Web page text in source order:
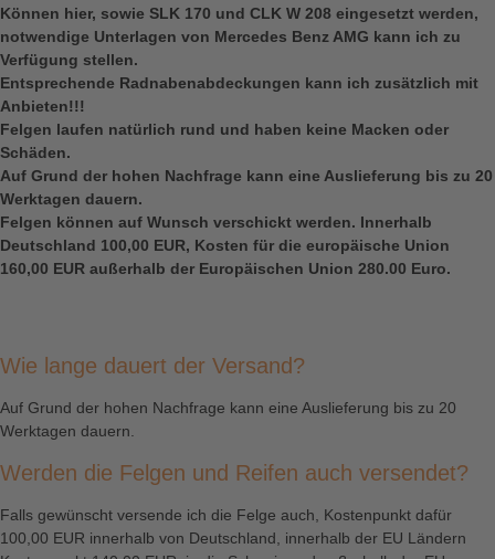
Können hier, sowie SLK 170 und CLK W 208 eingesetzt werden,
notwendige Unterlagen von Mercedes Benz AMG kann ich zu
Verfügung stellen.
Entsprechende Radnabenabdeckungen kann ich zusätzlich mit
Anbieten!!!
Felgen laufen natürlich rund und haben keine Macken oder
Schäden.
Auf Grund der hohen Nachfrage kann eine Auslieferung bis zu 20
Werktagen dauern.
Felgen können auf Wunsch verschickt werden. Innerhalb
Deutschland 100,00 EUR, Kosten für die europäische Union
160,00 EUR außerhalb der Europäischen Union 280.00 Euro.
Wie lange dauert der Versand?
Auf Grund der hohen Nachfrage kann eine Auslieferung bis zu 20
Werktagen dauern.
Werden die Felgen und Reifen auch versendet?
Falls gewünscht versende ich die Felge auch, Kostenpunkt dafür
100,00 EUR innerhalb von Deutschland, innerhalb der EU Ländern